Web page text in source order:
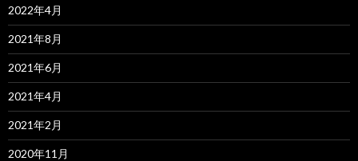
2022年4月
2021年8月
2021年6月
2021年4月
2021年2月
2020年11月